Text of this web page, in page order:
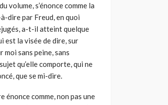
volume, s’énonce comme la
dire par Freud, en quoi
a-t-il atteint quelque
est la visée de dire, sur
moi sans peine, sans
qu’elle comporte, qui ne
que se mi-dire.
énonce comme, non pas une